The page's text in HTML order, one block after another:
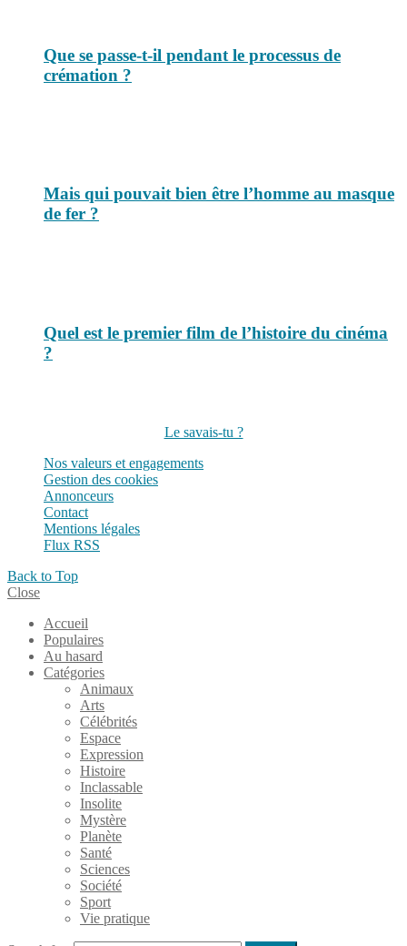
Que se passe-t-il pendant le processus de
crémation ?
Mais qui pouvait bien être l’homme au masque
de fer ?
Quel est le premier film de l’histoire du cinéma
?
Le savais-tu ?
Nos valeurs et engagements
Gestion des cookies
Annonceurs
Contact
Mentions légales
Flux RSS
Back to Top
Close
Accueil
Populaires
Au hasard
Catégories
Animaux
Arts
Célébrités
Espace
Expression
Histoire
Inclassable
Insolite
Mystère
Planète
Santé
Sciences
Société
Sport
Vie pratique